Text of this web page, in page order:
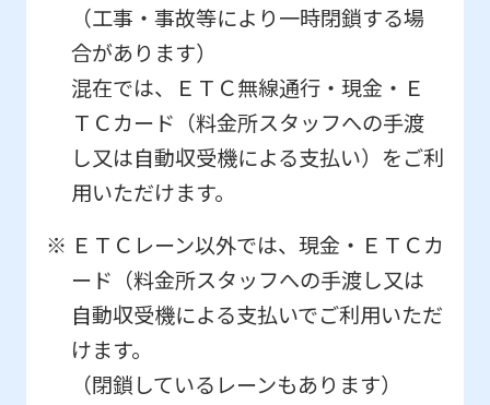
（工事・事故等により一時閉鎖する場
合があります）
混在では、ＥＴＣ無線通行・現金・Ｅ
ＴＣカード（料金所スタッフへの手渡
し又は自動収受機による支払い）をご利
用いただけます。
ＥＴＣレーン以外では、現金・ＥＴＣカ
ード（料金所スタッフへの手渡し又は
自動収受機による支払いでご利用いただ
けます。
（閉鎖しているレーンもあります）